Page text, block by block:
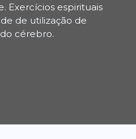
Exercícios espirituais
de utilização de
cérebro.